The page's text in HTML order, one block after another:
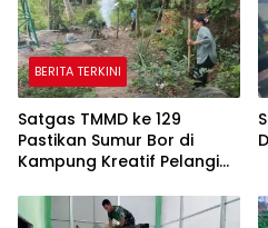
BERITA TERKINI
Satgas TMMD ke 129
Pastikan Sumur Bor di
Kampung Kreatif Pelangi